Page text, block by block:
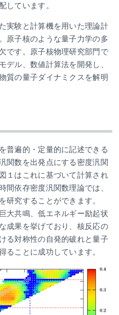
しています。
実験と計算機を用いた理論計
原子核のような量子力学の多
です。原子核物理研究部門で
デル、数値計算法を開発し、
質の量子ダイナミクスを解明
普遍的・定量的に記述できる
関数を出発点にする密度汎関
１はこれに基づいて計算され
間依存密度汎関数理論では、
研究することができます。
大共鳴、低エネルギー励起状
成果を挙げており、核反応の
る対称性の自発的破れと量子
ることに成功しています。